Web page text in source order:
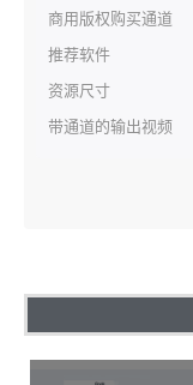
商用版权购买通道
推荐软件
资源尺寸
带通道的输出视频